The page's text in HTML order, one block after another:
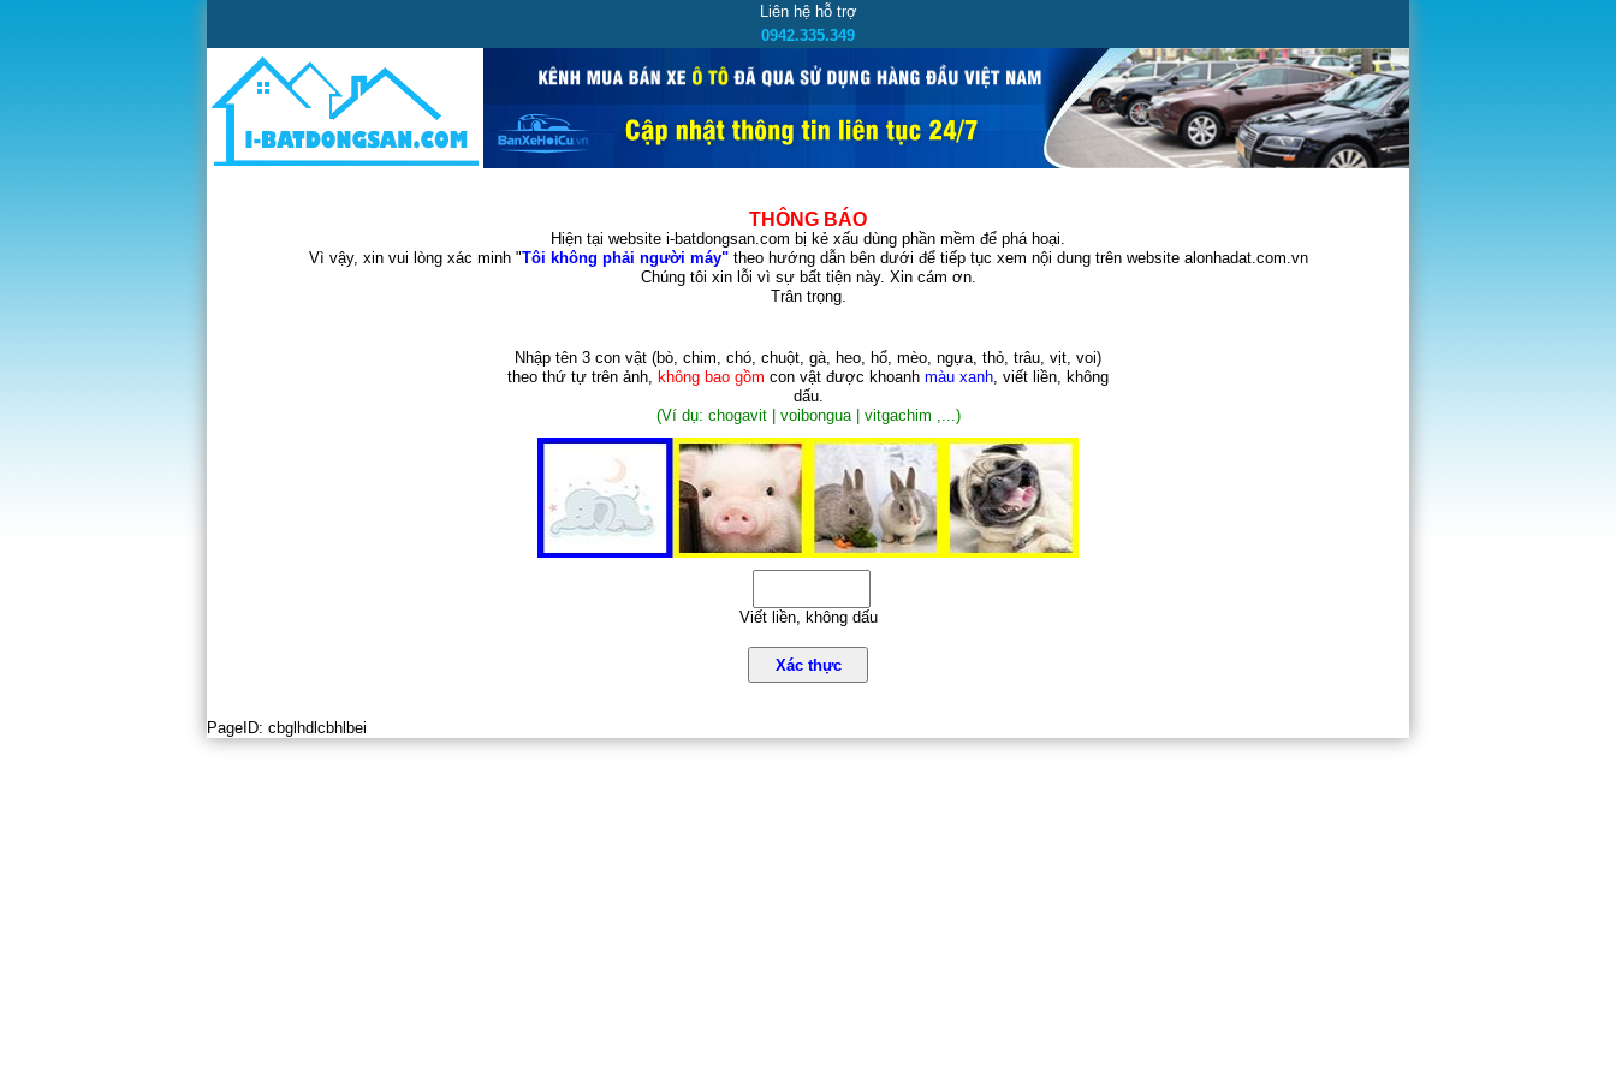
Liên hệ hỗ trợ
0942.335.349
THÔNG BÁO
Hiện tại website i-batdongsan.com bị kẻ xấu dùng phần mềm để phá hoại.
Vì vậy, xin vui lòng xác minh "Tôi không phải người máy"theo hướng dẫn bên dưới để tiếp tục xem nội dung trên website alonhadat.com.vn
Chúng tôi xin lỗi vì sự bất tiện này. Xin cám ơn.
Trân trọng.
Nhập tên 3 con vật (bò, chim, chó, chuột, gà, heo, hổ, mèo, ngựa, thỏ, trâu, vịt, voi)
theo thứ tự trên ảnh, không bao gồm con vật được khoanh màu xanh, viết liền, không
dấu.
(Ví dụ: chogavit | voibongua | vitgachim ,...)
Viết liền, không dấu
Xác thực
PageID: cbglhdlcbhlbei